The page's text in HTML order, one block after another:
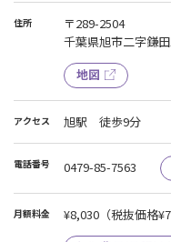
今後も、より一層の設
してまいります。
何卒ご理解を賜ります
住所
〒289-2504
千葉県旭市二字鎌
地図
アクセス 旭駅 徒歩9分
電話番号 0479-85-7563
月額料金 ¥8,030 （税抜価格